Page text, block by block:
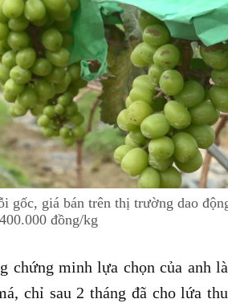
gốc, giá bán trên thị trường dao
400.000 đồng/kg
chứng minh lựa chọn của anh là
chỉ sau 2 tháng đã cho lứa thu